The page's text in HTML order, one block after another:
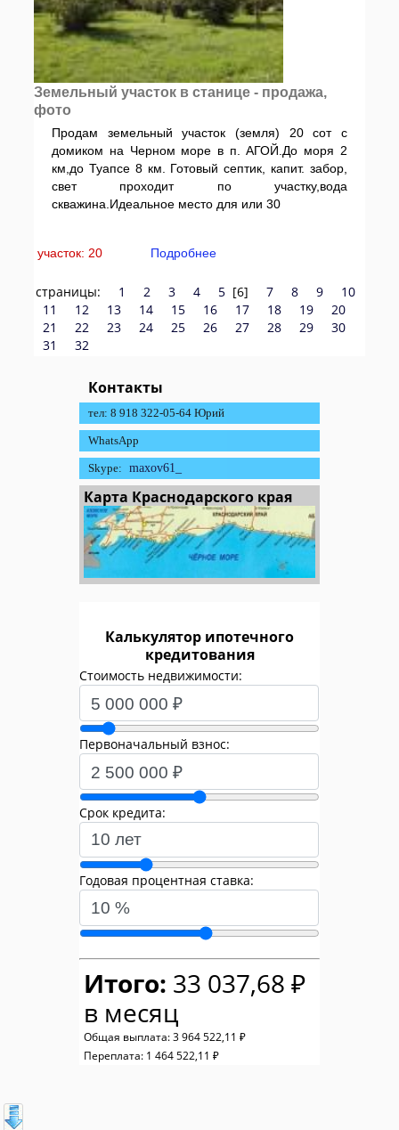
Земельный участок в станице - продажа,
фото
Продам земельный участок (земля) 20 сот с
домиком на Черном море в п. АГОЙ.До моря 2
км,до Туапсе 8 км. Готовый септик, капит. забор,
свет проходит по участку,вода
скважина.Идеальное место для или 30
участок: 20 Подробнее
страницы: 1 2 3 4 5 [6] 7 8 9
10
11
12 13 14 15 16 17 18 19
20
21
22 23 24 25 26 27 28 29
30
31
32
Контакты
тел: 8 918 322-05-64 Юрий
WhatsApp
Skype: maxov61_
Карта Краснодарского края
Калькулятор ипотечного
кредитования
Стоимость недвижимости:
Первоначальный взнос:
Срок кредита:
Годовая процентная ставка:
Итого: 33 037,68 ₽
в месяц
Общая выплата: 3 964 522,11 ₽
Переплата: 1 464 522,11 ₽